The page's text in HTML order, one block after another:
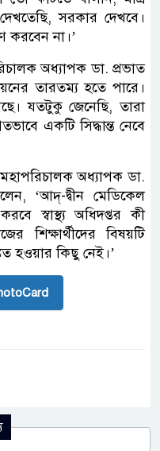
সরকার দেখবে।
করবেন না।’
অধ্যাপক ডা. প্রভাত
তারতম্য হতে পারে।
যতটুকু জেনেছি, তারা
একটি সিদ্ধান্ত নেবে
মহাপরিচালক অধ্যাপক ডা.
‘আদ্-দ্বীন মেডিকেল
স্বাস্থ্য অধিদপ্তর কী
শিক্ষার্থীদের বিষয়টি
হওয়ার কিছু নেই।’